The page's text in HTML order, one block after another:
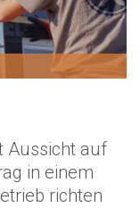
Aussicht auf
in einem
richten